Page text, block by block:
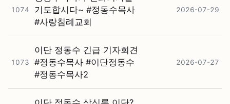
1074
기도합시다~ #⁠정동수목사
#⁠사랑침례교회
2026-07-29
1073
이단 정동수 긴급 기자회견
#⁠정동수목사 #⁠이단정동수
#⁠정동수목사2
2026-07-27